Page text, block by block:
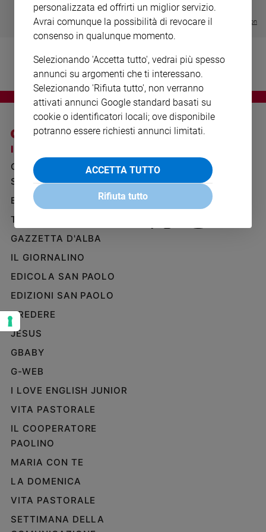
Ambiente
Aziende
di
valore
della
settimana
Migranti
Diversità
e
inclusione
Costume
Cultura
spettacoli
Sanremo
2026
Cinema,
Tv
e
Musica
Arte
ed
educazione
Genitori
figli
Nonni
Coppia
Scuola
€ 64,50
Visualizza tutte le collection
I SITI SAN PAOLO
GRUPPO EDITORIALE
SAN PAOLO
BENESSERE
TELENOVA
GAZZETTA D'ALBA
IL GIORNALINO
EDICOLA SAN PAOLO
EDIZIONI SAN PAOLO
CREDERE
JESUS
GBABY
G-WEB
I LOVE ENGLISH JUNIOR
VITA PASTORALE
IL COOPERATORE
PAOLINO
MARIA CON TE
LA DOMENICA
VITA PASTORALE
SETTIMANA DELLA
PRIVACY POLICY
INFORMATIVA
WHISTLEBLOWING
personalizzata ed offrirti un miglior servizio.
Avrai comunque la possibilità di revocare il
consenso in qualunque momento.
Selezionando 'Accetta tutto', vedrai più spesso
annunci su argomenti che ti interessano.
Selezionando 'Rifiuta tutto', non verranno
attivati annunci Google standard basati su
cookie o identificatori locali; ove disponibile
potranno essere richiesti annunci limitati.
ACCETTA TUTTO
Rifiuta tutto